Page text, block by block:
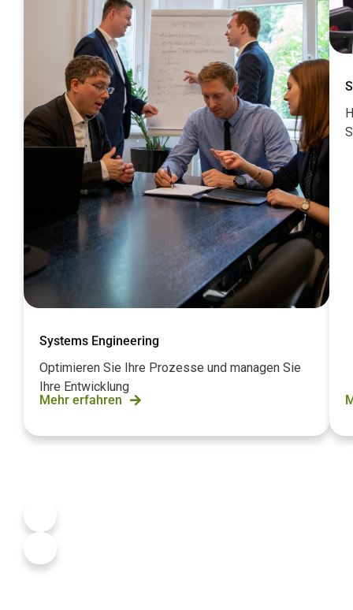
Systems Engineering
Optimieren Sie Ihre Prozesse und managen Sie
Ihre Entwicklung
Mehr erfahren